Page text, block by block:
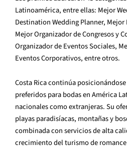
Latinoamérica, entre ellas: Mejor
Destination Wedding Planner,
Mejor Organizador de Congresos y
Organizador de Eventos Sociales,
Eventos Corporativos, entre otros.
Costa Rica continúa
preferidos para bodas en América
nacionales como extranjeras. Su
playas paradisíacas, montañas y
combinada con servicios de alta
crecimiento del turismo de